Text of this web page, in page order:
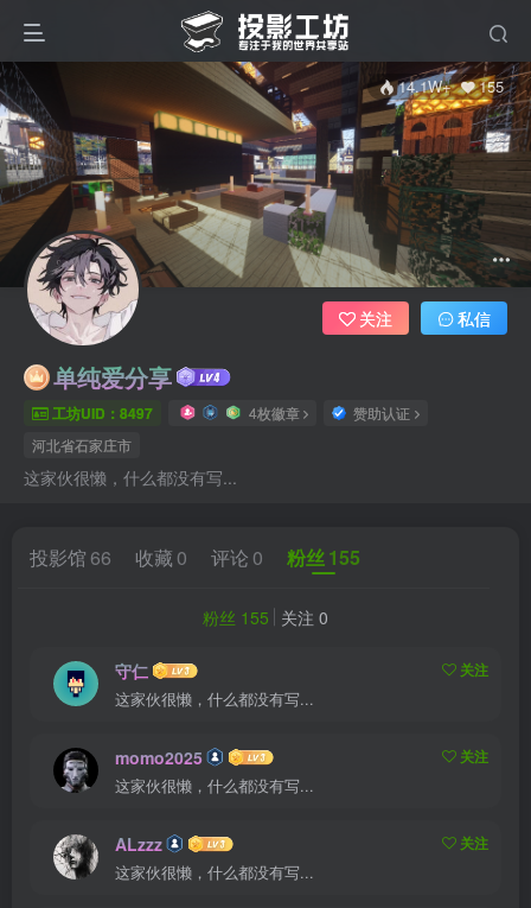
14.1W+ 155
单纯爱分享
工坊UID：8497 4枚徽章
赞助认证
河北省石家庄市
这家伙很懒，什么都没有写...
关注 私信
投影馆 66 收藏 0 评论 0 粉丝155
粉丝 155 关注 0
守仁
关注
这家伙很懒，什么都没有写...
momo2025
关注
这家伙很懒，什么都没有写...
ALzzz
关注
这家伙很懒，什么都没有写...